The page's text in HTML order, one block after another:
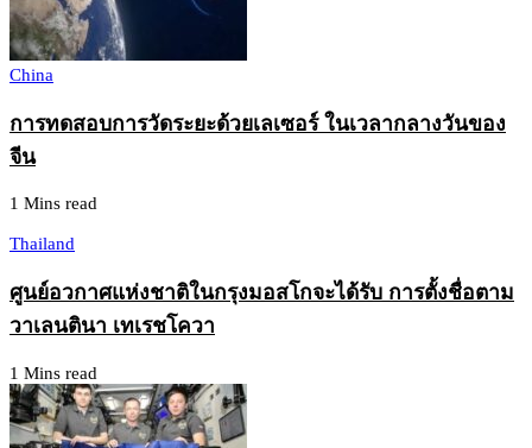
China
การทดสอบการวัดระยะด้วยเลเซอร์ ในเวลากลางวันของ
จีน
1 Mins read
Thailand
ศูนย์อวกาศแห่งชาติในกรุงมอสโกจะได้รับ การตั้งชื่อตาม
วาเลนตินา เทเรชโควา
1 Mins read